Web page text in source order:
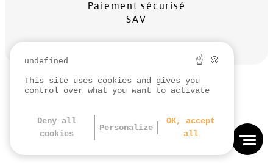
Paiement sécurisé
SAV
MENTIONS LÉGALES
PROTECTION DES DONNÉES
RÉALISATION
undefined ☝ 🍪
This site uses cookies and gives you
control over what you want to activate
Deny all
cookies
Personalize
OK, accept
all